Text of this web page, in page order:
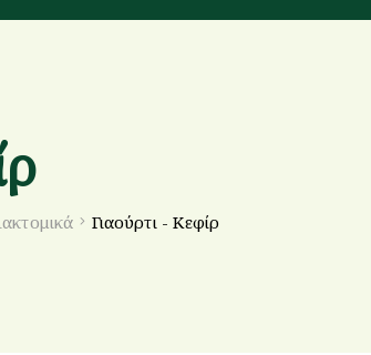
Γιαούρτι - Κεφίρ